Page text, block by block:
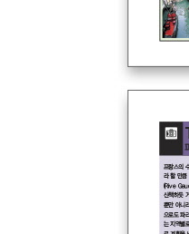
Stockholm 스
#노르웨이
Fjord 피오르
#핀란드·에
Helsinki 헬싱
Tallinn 탈린
#여행 준비
유럽 여행 계획